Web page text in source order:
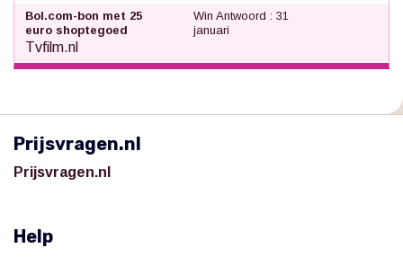
Bol.com-bon met 25
euro shoptegoed
Tvfilm.nl
Win Antwoord : 31
januari
Prijsvragen.nl
Prijsvragen.nl
Help